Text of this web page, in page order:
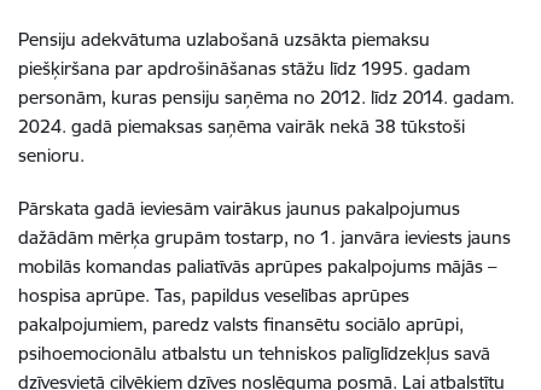
Pensiju adekvātuma uzlabošanā uzsākta piemaksu
piešķiršana par apdrošināšanas stāžu līdz 1995. gadam
personām, kuras pensiju saņēma no 2012. līdz 2014. gadam.
2024. gadā piemaksas saņēma vairāk nekā 38 tūkstoši
senioru.
Pārskata gadā ieviesām vairākus jaunus pakalpojumus
dažādām mērķa grupām tostarp, no 1. janvāra ieviests jauns
mobilās komandas paliatīvās aprūpes pakalpojums mājās –
hospisa aprūpe. Tas, papildus veselības aprūpes
pakalpojumiem, paredz valsts finansētu sociālo aprūpi,
psihoemocionālu atbalstu un tehniskos palīglīdzekļus savā
dzīvesvietā cilvēkiem dzīves noslēguma posmā. Lai atbalstītu